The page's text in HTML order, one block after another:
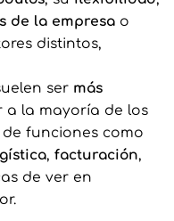
de la empresao
distintos,
ser más
la mayoría de los
funciones como
, facturación,
de ver en